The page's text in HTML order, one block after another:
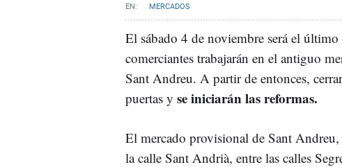
MERCADOS
El sábado 4 de noviembre será el
comerciantes trabajarán en el antiguo
Sant Andreu. A partir de entonces,
puertas y se iniciarán las reformas.
El mercado provisional de Sant Andreu,
la calle Sant Andrià, entre las calles